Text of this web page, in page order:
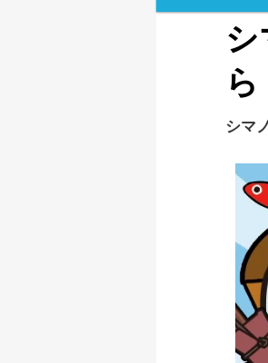
ら
シマ